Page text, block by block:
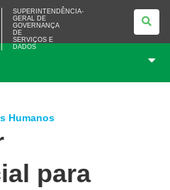
SUPERINTENDÊNCIA-
GERAL DE
GOVERNANÇA
DE
SERVIÇOS E
DADOS
Humanos
para